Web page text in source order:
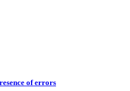
of errors